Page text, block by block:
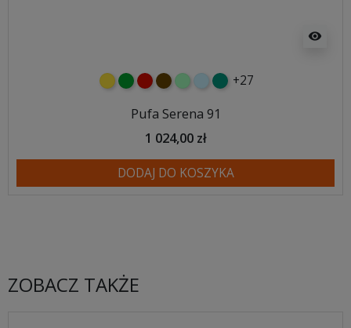
visibility
żółtyzielonyczerwony
czekoladowy
miętowybłękitny
turkusowy
+27
Pufa Serena 91
1 024,00 zł
DODAJ DO KOSZYKA
ZOBACZ TAKŻE